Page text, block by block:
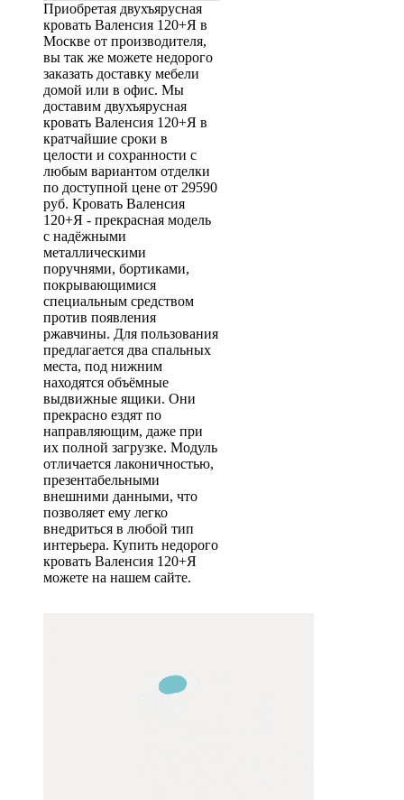
Приобретая двухъярусная
кровать Валенсия 120+Я в
Москве от производителя,
вы так же можете недорого
заказать доставку мебели
домой или в офис. Мы
доставим двухъярусная
кровать Валенсия 120+Я в
кратчайшие сроки в
целости и сохранности с
любым вариантом отделки
по доступной цене от 29590
руб. Кровать Валенсия
120+Я - прекрасная модель
с надёжными
металлическими
поручнями, бортиками,
покрывающимися
специальным средством
против появления
ржавчины. Для пользования
предлагается два спальных
места, под нижним
находятся объёмные
выдвижные ящики. Они
прекрасно ездят по
направляющим, даже при
их полной загрузке. Модуль
отличается лаконичностью,
презентабельными
внешними данными, что
позволяет ему легко
внедриться в любой тип
интерьера. Купить недорого
кровать Валенсия 120+Я
можете на нашем сайте.